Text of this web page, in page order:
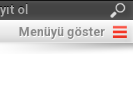
ol
Menüyü göster